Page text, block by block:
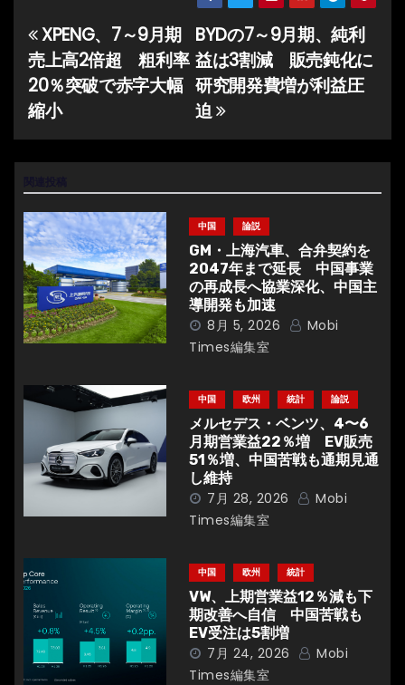
投
稿
ナ
ビ
ゲ
ー
シ
ョ
ン
BYDの7～9月期、純利
益は3割減 販売鈍化に
研究開発費増が利益圧
迫
XPENG、7～9月期
売上高2倍超 粗利率
20％突破で赤字大幅
縮小
中国 論説
GM・上海汽車、合弁契約を
2047年まで延長 中国事業
の再成長へ協業深化、中国主
導開発も加速
8月 5, 2026
Mobi
Times編集室
中国 欧州 統計 論説
メルセデス・ベンツ、4〜6
月期営業益22％増 EV販売
51％増、中国苦戦も通期見通
し維持
7月 28, 2026
Mobi
Times編集室
中国 欧州 統計
VW、上期営業益12％減も下
期改善へ自信 中国苦戦も
EV受注は5割増
7月 24, 2026
Mobi
Times編集室